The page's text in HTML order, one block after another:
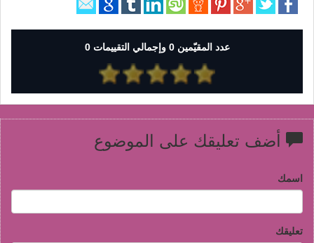
عدد المقيّمين 0 وإجمالي التقييمات 0
أضف تعليقك على الموضوع
اسمك
تعليقك